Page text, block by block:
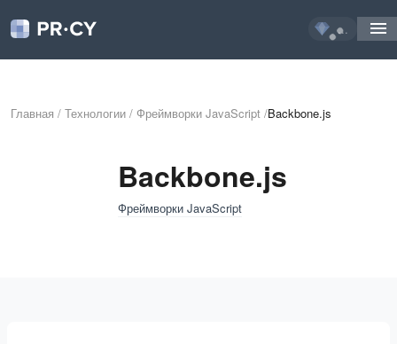
...
Главная / Технологии / Фреймворки JavaScript /Backbone.js
Backbone.js
Фреймворки JavaScript